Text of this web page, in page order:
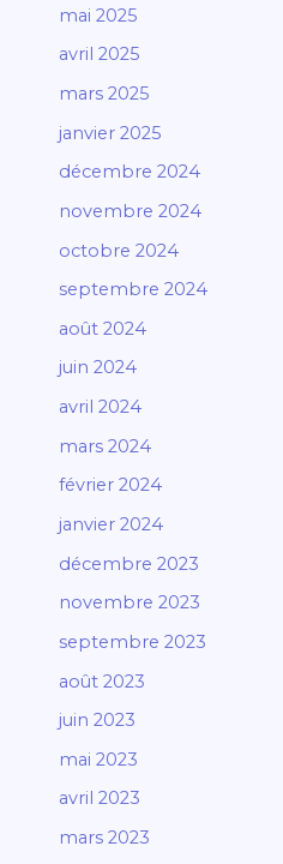
mai 2025
avril 2025
mars 2025
janvier 2025
décembre 2024
novembre 2024
octobre 2024
septembre 2024
août 2024
juin 2024
avril 2024
mars 2024
février 2024
janvier 2024
décembre 2023
novembre 2023
septembre 2023
août 2023
juin 2023
mai 2023
avril 2023
mars 2023